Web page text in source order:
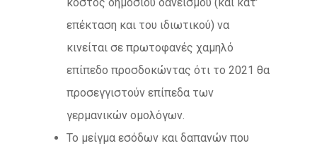
επέκταση και του ιδιωτικού) να
κινείται σε πρωτοφανές χαμηλό
επίπεδο προσδοκώντας ότι το 2021 θα
προσεγγιστούν επίπεδα των
γερμανικών ομολόγων.
Το μείγμα εσόδων και δαπανών που